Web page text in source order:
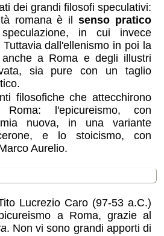
dei grandi filosofi speculativi:
romana è ilsenso pratico
in cui invece
dall'ellenismo in poi la
a Roma e degli illustri
sia pure con un taglio
filosofiche che attecchirono
Roma: l'epicureismo, con
nuova, in una variante
e lo stoicismo, con
Aurelio.
Lucrezio Caro (97-53 a.C.)
a Roma, grazie al
. Non vi sono grandi apporti di